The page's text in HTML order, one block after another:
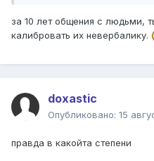
за 10 лет общения с людьми,
калибровать их невербалику.
doxastic
Опубликовано: 15
правда в какойта степени